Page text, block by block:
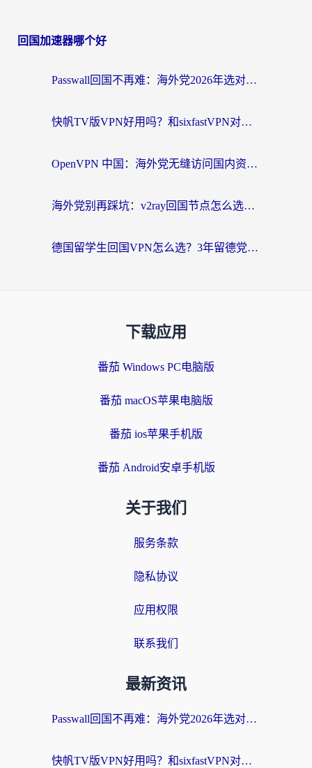
回国加速器哪个好
Passwall回国不再难：海外党2026年选对加速器的实用指南
快帆TV版VPN好用吗？和sixfastVPN对比哪个回国效果更好？海外党必看的回国加速指南
OpenVPN 中国：海外党无缝访问国内资源的终极指南（附免费试用技巧）
海外党别再踩坑：v2ray回国节点怎么选？一篇搞定无缝访问国内资源的加速器指南
德国留学生回国VPN怎么选？3年留德党亲测：无缝刷剧玩国服的实用指南
下载应用
番茄 Windows PC电脑版
番茄 macOS苹果电脑版
番茄 ios苹果手机版
番茄 Android安卓手机版
关于我们
服务条款
隐私协议
应用权限
联系我们
最新资讯
Passwall回国不再难：海外党2026年选对加速器的实用指南
快帆TV版VPN好用吗？和sixfastVPN对比哪个回国效果更好？海外党必看的回国加速指南